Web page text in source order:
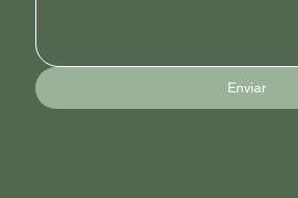
Enviar